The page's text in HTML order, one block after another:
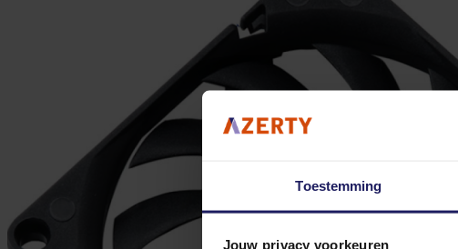
Toestemming
Jouw privacy voorkeuren